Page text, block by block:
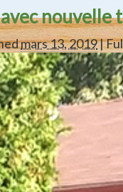
nouvelle
mars 13, 2019|